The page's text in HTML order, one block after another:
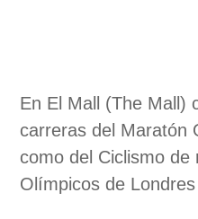
En El Mall (The Mall)
carreras del Maratón
como del Ciclismo
Olímpicos de